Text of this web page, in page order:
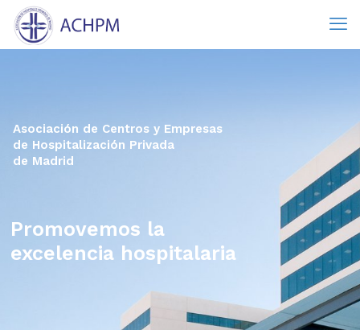
Promovemos la
excelencia hospitalaria
Asociación de Centros y Empresas
de Hospitalización Privada
de Madrid